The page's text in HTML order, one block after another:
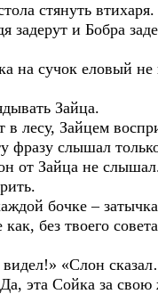
стянуть втихаря.
и Бобра
сучок еловый не
Зайца.
Зайцем
фразу слышал
Зайца не
бочке –
без твоего
«Слон
эта Сойка за свою